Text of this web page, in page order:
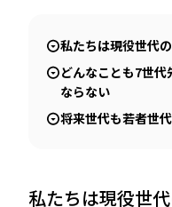
私たちは現役世代
どんなことも7世
ならない
将来世代も若者世
私たちは現役世